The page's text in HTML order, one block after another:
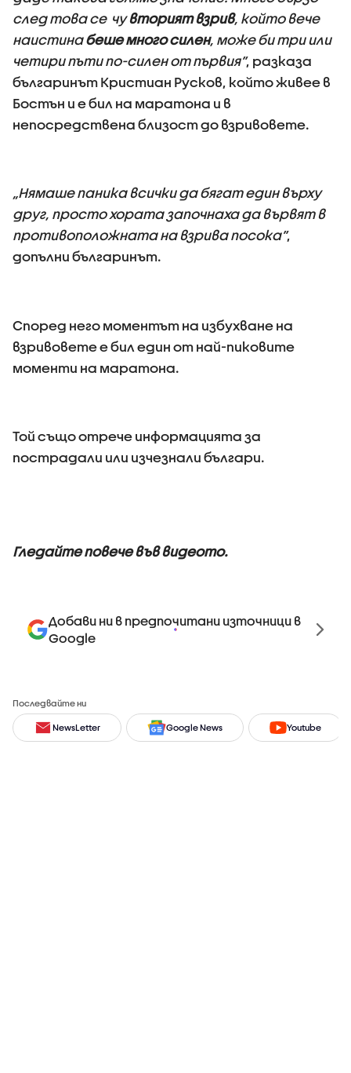
след това се чувторият взрив, който вече
наистинабеше много силен, може би три или
четири пъти по-силен от първия”, разказа
българинът Кристиан Русков, който живее в
Бостън и е бил на маратона и в
непосредствена близост до взривовете.
„Нямаше паника всички да бягат един върху
друг, просто хората започнаха да вървят в
противоположната на взрива посока”,
допълни българинът.
Според него моментът на избухване на
взривовете е бил един от най-пиковите
моменти на маратона.
Той също отрече информацията за
пострадали или изчезнали българи.
Гледайте повече във видеото.
Добави ни в предпочитани източници в
Google
Последвайте ни
NewsLetter Google News Youtube